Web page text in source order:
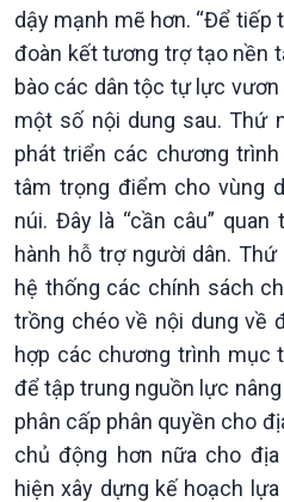
Chính trị
Tin Chính trị
Chính phủ với người dân
Quốc hội với cử tri
Xây dựng đảng
Đảng trong cuộc sống
Nhận diện sự thật
Pháp luật và đời sống
dậy mạnh mẽ hơn. “Để tiếp
đoàn kết tương trợ tạo nền
bào các dân tộc tự lực
một số nội dung sau. Thứ
phát triển các chương
tâm trọng điểm cho vùng
núi. Đây là “cần câu”
hành hỗ trợ người dân.
hệ thống các chính sách
trồng chéo về nội dung về
hợp các chương trình mục
để tập trung nguồn lực
phân cấp phân quyền cho
chủ động hơn nữa cho
hiện xây dựng kế hoạch